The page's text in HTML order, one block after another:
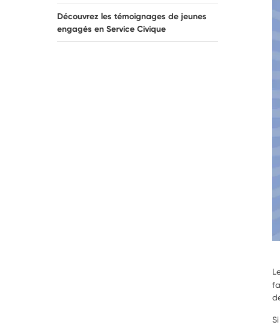
Découvrez les témoignages de jeunes
engagés en Service Civique